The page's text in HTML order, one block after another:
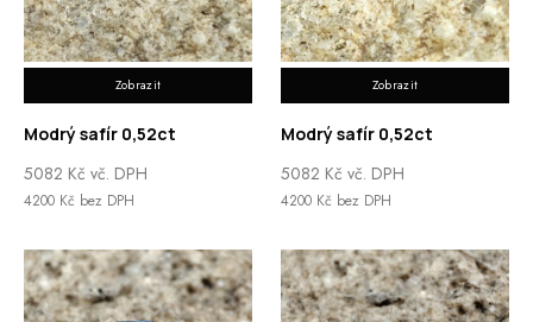
Zobrazit
Modrý safír 0,52ct
5082 Kč vč. DPH
4200 Kč bez DPH
Zobrazit
Modrý safír 0,52ct
5082 Kč vč. DPH
4200 Kč bez DPH